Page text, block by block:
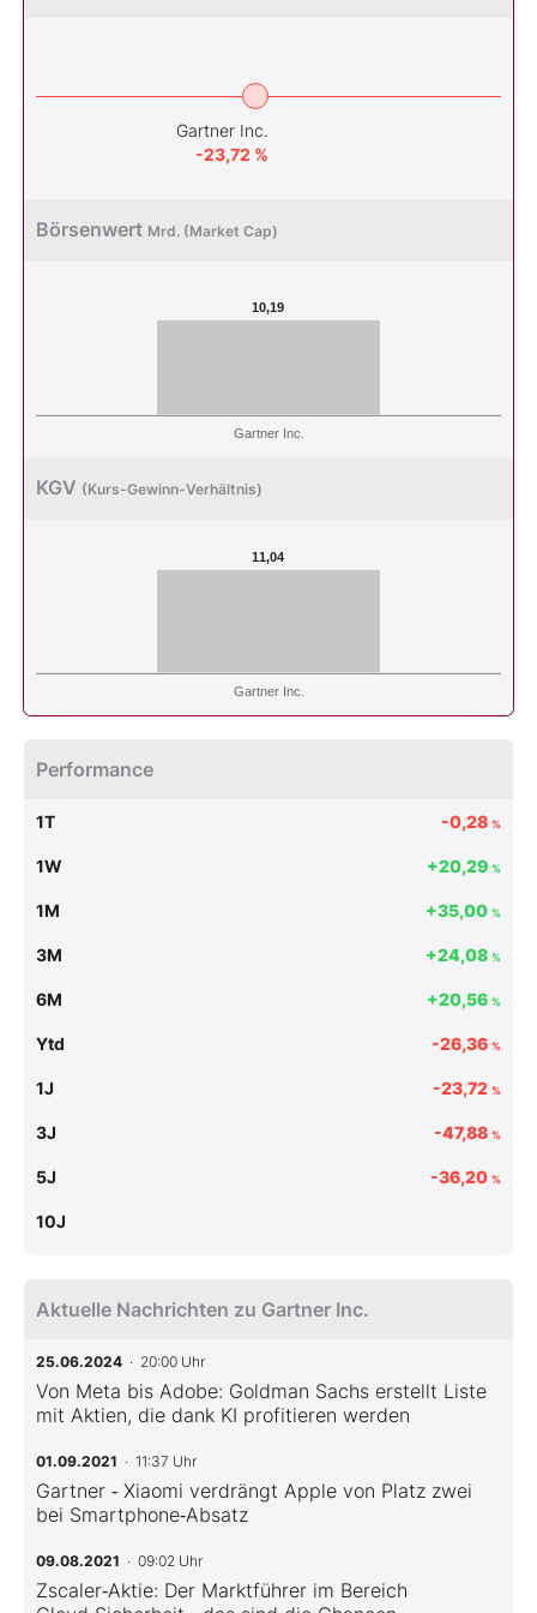
Gartner Inc.
-23,72 %
Börsenwert Mrd. (Market Cap)
10,19
Gartner Inc.
KGV (Kurs-Gewinn-Verhältnis)
11,04
Gartner Inc.
Performance
1T -0,28 %
1W +20,29 %
1M +35,00 %
3M +24,08 %
6M +20,56 %
Ytd -26,36 %
1J -23,72 %
3J -47,88 %
5J -36,20 %
10J
Aktuelle Nachrichten zu Gartner Inc.
25.06.2024 · 20:00 Uhr
Von Meta bis Adobe: Goldman Sachs erstellt Liste
mit Aktien, die dank KI profitieren werden
01.09.2021 · 11:37 Uhr
Gartner ‑ Xiaomi verdrängt Apple von Platz zwei
bei Smartphone‑Absatz
09.08.2021 · 09:02 Uhr
Zscaler‑Aktie: Der Marktführer im Bereich